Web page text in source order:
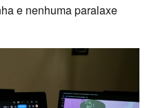
e nenhuma paralaxe